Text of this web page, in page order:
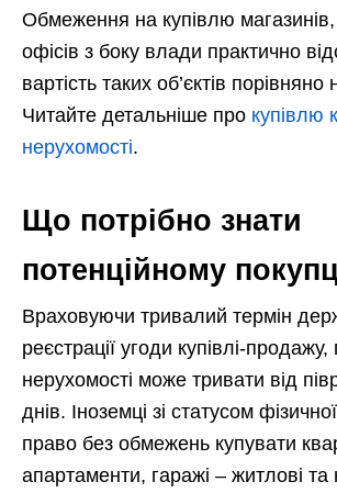
Обмеження на купівлю магазинів,
офісів з боку влади практично
вартість таких об’єктів порівняно
Читайте детальніше про купівлю
нерухомості.
Що потрібно знати
потенційному
Враховуючи тривалий термін
реєстрації угоди купівлі-
нерухомості може тривати від
днів. Іноземці зі статусом
право без обмежень купувати
апартаменти, гаражі – житлові та